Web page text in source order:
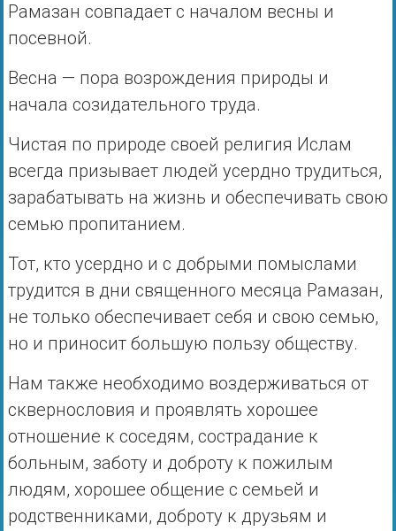
Рамазан совпадает с началом весны и
посевной.
Весна — пора возрождения природы и
начала созидательного труда.
Чистая по природе своей религия Ислам
всегда призывает людей усердно трудиться,
зарабатывать на жизнь и обеспечивать свою
семью пропитанием.
Тот, кто усердно и с добрыми помыслами
трудится в дни священного месяца Рамазан,
не только обеспечивает себя и свою семью,
но и приносит большую пользу обществу.
Нам также необходимо воздерживаться от
сквернословия и проявлять хорошее
отношение к соседям, сострадание к
больным, заботу и доброту к пожилым
людям, хорошее общение с семьей и
родственниками, доброту к друзьям и